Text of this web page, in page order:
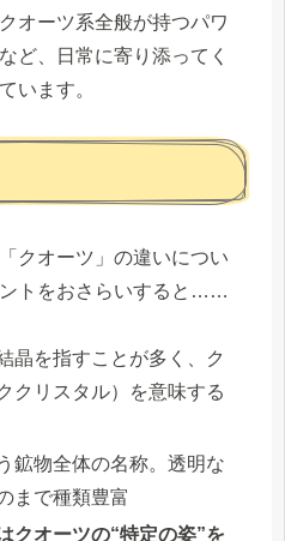
オーツ系全般が持つパワ
ど、日常に寄り添ってく
います。
クオーツ」の違いについ
トをおさらいすると……
晶を指すことが多く、ク
クリスタル）を意味する
鉱物全体の名称。透明な
まで種類豊富
クオーツの“特定の姿”を